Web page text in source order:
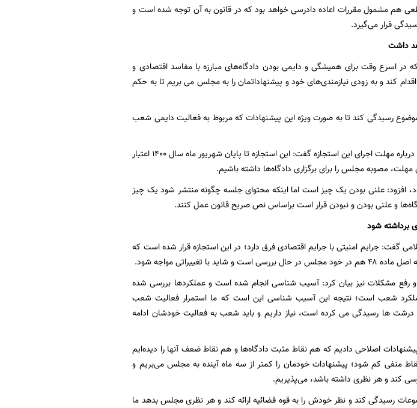
هم مشمول مقررات اعاده دادرسی خواهد بود که در قانون به آن توجه شده است و
قرار می‌گیرد.
در اسرع وقت برای همیشگی و دایمی بودن دادگاه‌های مبارزه با مفاسد اقتصادی و
کند و به زودی نیازمندی‌های خود و پیشنهاداتمان را به مجلس می بریم تا به حکم
رسیدگی کند تا به صورت ویژه این پیشنهادات که مربوط به فعالیت دایمی شعب
سخنگوی قوه قضائیه در پاسخ به پرسش خبرنگار فارس درباره مهلت اجرای این استجازه گفت: این استجازه تا پایان شهریور ماه سال ۱۴۰۰ اعتبار
مصوبه مجلس را برای برگزاری دادگاه‌ها داشته باشیم.
افزود: علنی بودن یک چیز است اما اینکه محتوای جلسه چگونه منتشر شود یک چیز
و علنی بودن و نبودن قرار است براساس نص صریح قانون عمل کنند.
برداشته شود
ماده ۴۸ قانون مجازات اسلامی گفت: جرایم امنیتی با جرایم اقتصادی فرق دارد؛ در این استجازه قرار شده است که
تغییراتی مواجه شود.
مشکلات نیز بیان کرد: آسیب شناسی انجام شده است و عملکردها بررسی شده
عملکرد شعب است؛ نتیجه این آسیب شناسی این است که ما استمرار فعالیت شعب
درشت ها رسیدگی می کرده است، نیاز داریم و باید شعب به فعالیت خودشان ادامه
اصلاحی دادیم که هم نقاط مثبت دادگاه‌ها و هم نقاط ضعف آنها را دیده‌ایم
منفی کم شود؛ پیشنهادات خودمان را کمتر از سه ماه آینده به مجلس می‌بریم و
کند و هر نظری داشته باشد، می‌پذیریم.
رسیدگی کند و نظر خودش را به قوه قضائیه ارائه کند و هر نظری مجلس بدهد ما